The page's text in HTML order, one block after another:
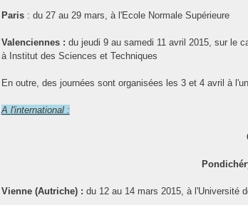
Paris: du 27 au 29 mars, à l'Ecole Normale Supérieure
Valenciennes : du jeudi 9 au samedi 11 avril 2015, sur le
à Institut des Sciences et Techniques
En outre, des journées sont organisées les 3 et 4 avril à
A l'international :
Vienne (Autriche) : du 12 au 14 mars 2015, à l'Université